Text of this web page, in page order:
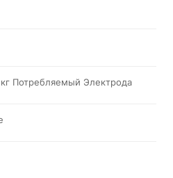
Потребляемый Электрода